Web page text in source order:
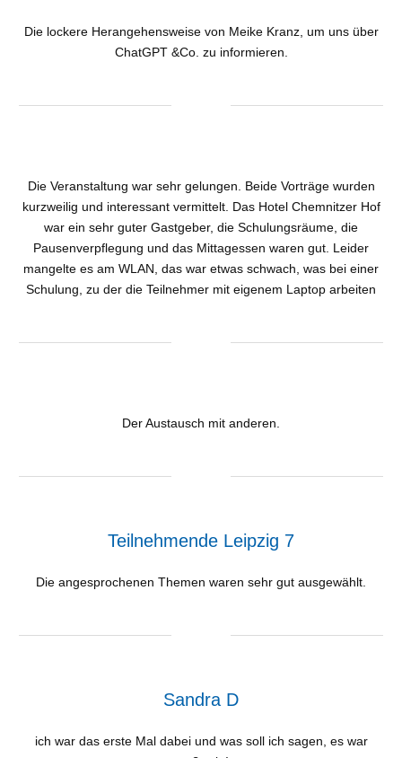
Die lockere Herangehensweise von Meike Kranz, um uns über
ChatGPT &Co. zu informieren.
Die Veranstaltung war sehr gelungen. Beide Vorträge wurden
kurzweilig und interessant vermittelt. Das Hotel Chemnitzer Hof
war ein sehr guter Gastgeber, die Schulungsräume, die
Pausenverpflegung und das Mittagessen waren gut. Leider
mangelte es am WLAN, das war etwas schwach, was bei einer
Schulung, zu der die Teilnehmer mit eigenem Laptop arbeiten
Der Austausch mit anderen.
Teilnehmende Leipzig 7
Die angesprochenen Themen waren sehr gut ausgewählt.
Sandra D
ich war das erste Mal dabei und was soll ich sagen, es war